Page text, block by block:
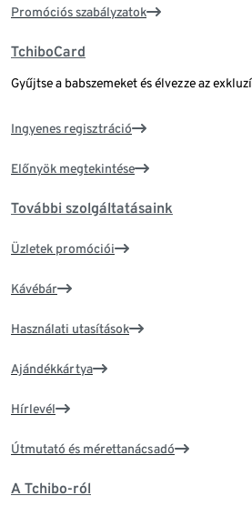
Promóciós szabályzatok
TchiboCard
Gyűjtse a babszemeket és élvezze az
Ingyenes regisztráció
Előnyök megtekintése
További szolgáltatásaink
Üzletek promóciói
Kávébár
Használati utasítások
Ajándékkártya
Hírlevél
Útmutató és mérettanácsadó
A Tchibo-ról